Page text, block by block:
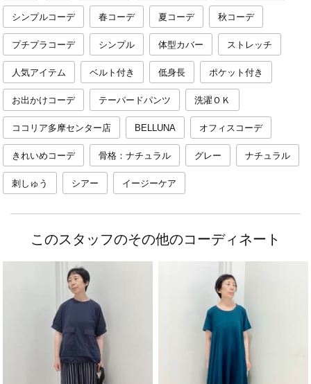
シンプルコーデ 春コーデ 夏コーデ 秋コーデ
プチプラコーデ シンプル 体型カバー ストレッチ
人気アイテム ベルト付き 低身長 ポケット付き
お出かけコーデ テーパードパンツ 洗濯ＯＫ
ココリア多摩センター店 BELLUNA オフィスコーデ
きれいめコーデ 骨格：ナチュラル グレー ナチュラル
刺しゅう シアー イージーケア
このスタッフのその他のコーディネート